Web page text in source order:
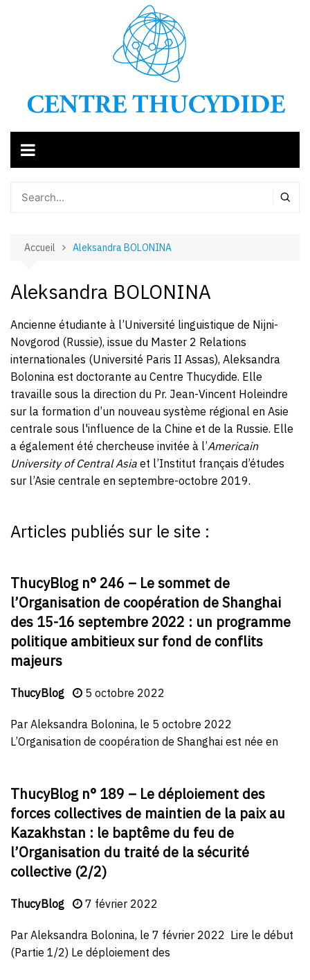
Accueil Aleksandra BOLONINA
Aleksandra BOLONINA
Ancienne étudiante à l’Université linguistique de Nijni-
Novgorod (Russie), issue du Master 2 Relations
internationales (Université Paris II Assas), Aleksandra
Bolonina est doctorante au Centre Thucydide. Elle
travaille sous la direction du Pr. Jean-Vincent Holeindre
sur la formation d’un nouveau système régional en Asie
centrale sous l'influence de la Chine et de la Russie. Elle
a également été chercheuse invitée à l’Americain
University of Central Asia et l’Institut français d’études
sur l’Asie centrale en septembre-octobre 2019.
Articles publiés sur le site :
ThucyBlog n° 246 – Le sommet de
l’Organisation de coopération de Shanghai
des 15-16 septembre 2022 : un programme
politique ambitieux sur fond de conflits
majeurs
ThucyBlog 5 octobre 2022
Par Aleksandra Bolonina, le 5 octobre 2022
L’Organisation de coopération de Shanghai est née en
ThucyBlog n° 189 – Le déploiement des
forces collectives de maintien de la paix au
Kazakhstan : le baptême du feu de
l’Organisation du traité de la sécurité
collective (2/2)
ThucyBlog 7 février 2022
Par Aleksandra Bolonina, le 7 février 2022 Lire le début
(Partie 1/2) Le déploiement des